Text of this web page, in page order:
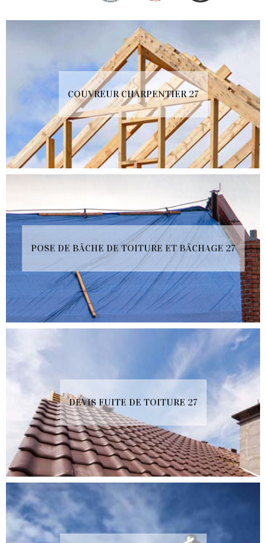
COUVREUR CHARPENTIER 27
POSE DE BÂCHE DE TOITURE ET BÂCHAGE 27
DEVIS FUITE DE TOITURE 27